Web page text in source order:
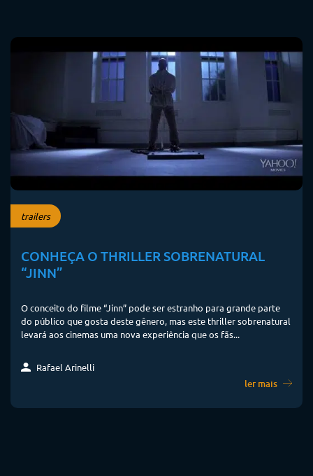
trailers
CONHEÇA O THRILLER SOBRENATURAL
“JINN”
O conceito do filme “Jinn” pode ser estranho para grande parte
do público que gosta deste gênero, mas este thriller sobrenatural
levará aos cinemas uma nova experiência que os fãs...
Rafael Arinelli
ler mais